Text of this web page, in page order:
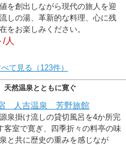
を創出しながら現代の旅人を迎
しの湯、革新的な料理、心に残
をお楽しみください。
人
て見る（123件）
天然温泉とともに寛ぐ
宿 人吉温泉 芳野旅館
泉掛け流しの貸切風呂を4か所完
客室で寛ぎ、四季折々の料亭の味
と共に歴史の重みを感じなが